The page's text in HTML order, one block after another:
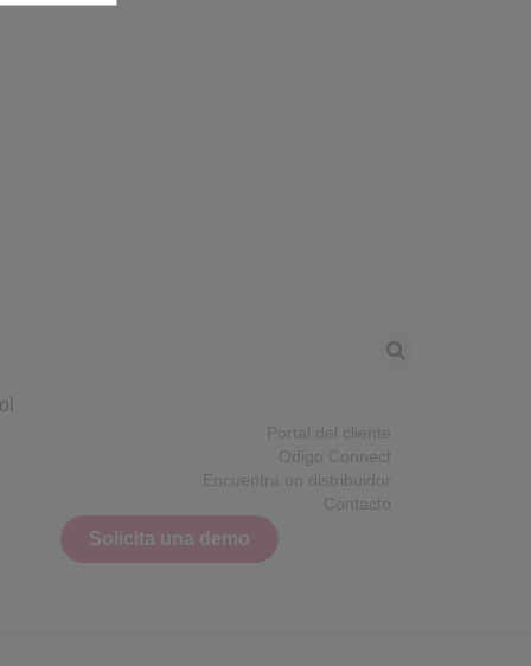
Portal del cliente
Odigo Connect
Encuentra un distribuidor
Contacto
Solicita una demo